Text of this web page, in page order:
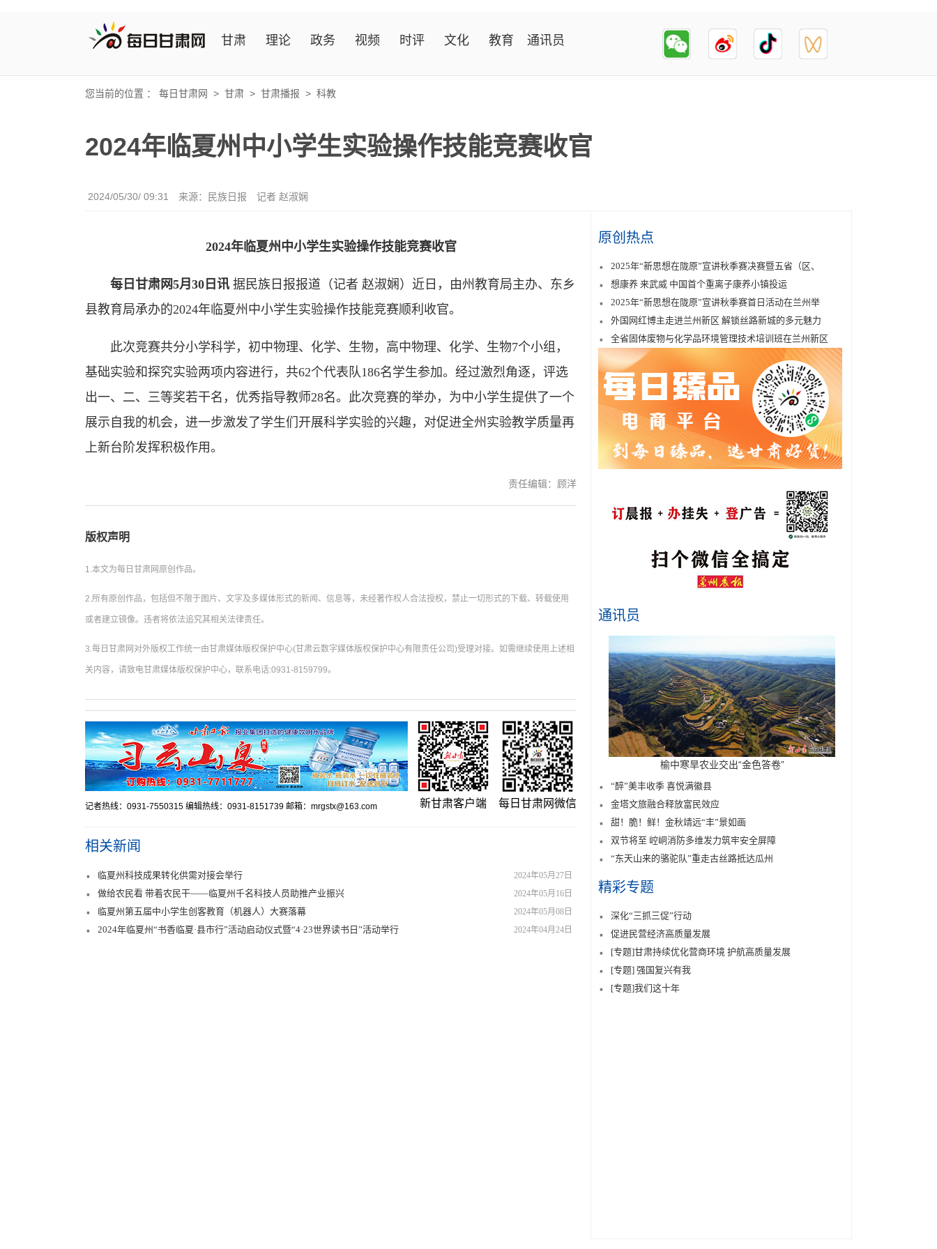
甘肃 理论 政务 视频 时评 文化 教育 通讯员
您当前的位置 ： 每日甘肃网 > 甘肃 > 甘肃播报 > 科教
2024年临夏州中小学生实验操作技能竞赛收官
2024/05/30/ 09:31 来源：民族日报 记者 赵淑娴
2024年临夏州中小学生实验操作技能竞赛收官
每日甘肃网5月30日讯 据民族日报报道（记者 赵淑娴）近日，由州教育局主办、东乡
县教育局承办的2024年临夏州中小学生实验操作技能竞赛顺利收官。
此次竞赛共分小学科学，初中物理、化学、生物，高中物理、化学、生物7个小组，
基础实验和探究实验两项内容进行，共62个代表队186名学生参加。经过激烈角逐，评选
出一、二、三等奖若干名，优秀指导教师28名。此次竞赛的举办，为中小学生提供了一个
展示自我的机会，进一步激发了学生们开展科学实验的兴趣，对促进全州实验教学质量再
上新台阶发挥积极作用。
责任编辑：顾洋
版权声明
1.本文为每日甘肃网原创作品。
2.所有原创作品，包括但不限于图片、文字及多媒体形式的新闻、信息等，未经著作权人合法授权，禁止一切形式的下载、转载使用
或者建立镜像。违者将依法追究其相关法律责任。
3.每日甘肃网对外版权工作统一由甘肃媒体版权保护中心(甘肃云数字媒体版权保护中心有限责任公司)受理对接。如需继续使用上述相
关内容，请致电甘肃媒体版权保护中心，联系电话:0931-8159799。
记者热线：0931-7550315 编辑热线：0931-8151739 邮箱：mrgstx@163.com 新甘肃客户端 每日甘肃网微信
相关新闻
2024年05月27日
临夏州科技成果转化供需对接会举行
2024年05月16日
做给农民看 带着农民干——临夏州千名科技人员助推产业振兴
2024年05月08日
临夏州第五届中小学生创客教育（机器人）大赛落幕
2024年04月24日
2024年临夏州“书香临夏·县市行”活动启动仪式暨“4·23世界读书日”活动举行
原创热点
2025年“新思想在陇原”宣讲秋季赛决赛暨五省（区、
想康养 来武威 中国首个重离子康养小镇投运
2025年“新思想在陇原”宣讲秋季赛首日活动在兰州举
外国网红博主走进兰州新区 解锁丝路新城的多元魅力
全省固体废物与化学品环境管理技术培训班在兰州新区
通讯员
榆中寒旱农业交出“金色答卷”
“醉”美丰收季 喜悦满徽县
金塔文旅融合释放富民效应
甜！脆！鲜！金秋靖远“丰”景如画
双节将至 崆峒消防多维发力筑牢安全屏障
“东天山来的骆驼队”重走古丝路抵达瓜州
精彩专题
深化“三抓三促”行动
促进民营经济高质量发展
[专题]甘肃持续优化营商环境 护航高质量发展
[专题] 强国复兴有我
[专题]我们这十年